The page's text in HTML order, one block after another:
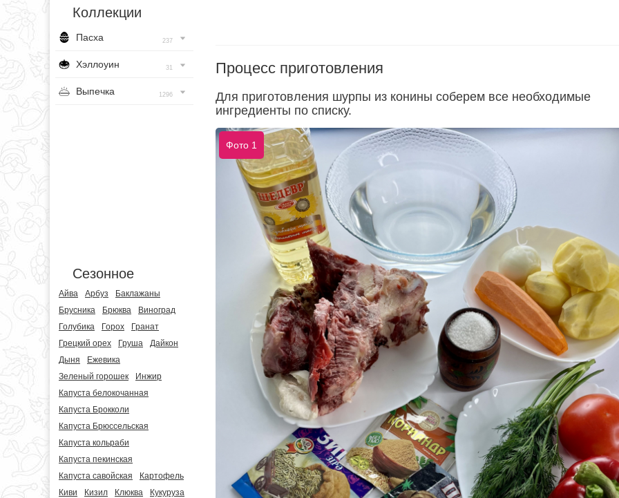
Коллекции
Пасха 237
Хэллоуин 31
Выпечка 1296
Сезонное
Айва Арбуз
Баклажаны
Брусника
Брюква
Виноград
Голубика
Горох
Гранат
Грецкий орех
Груша
Дайкон
Дыня
Ежевика
Зеленый горошек
Инжир
Капуста белокочанная
Капуста Брокколи
Капуста Брюссельская
Капуста кольраби
Капуста пекинская
Капуста савойская
Картофель
Киви
Кизил Клюква
Кукуруза
Процесс приготовления
Для приготовления шурпы из конины соберем все необходимые
ингредиенты по списку.
Фото 1